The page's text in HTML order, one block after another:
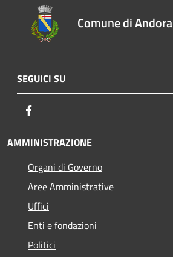
Comune di Andora
SEGUICI SU
AMMINISTRAZIONE
Organi di Governo
Aree Amministrative
Uffici
Enti e fondazioni
Politici